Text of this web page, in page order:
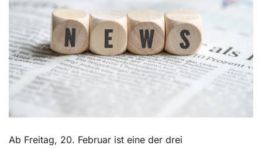
Ab Freitag, 20. Februar ist eine der drei